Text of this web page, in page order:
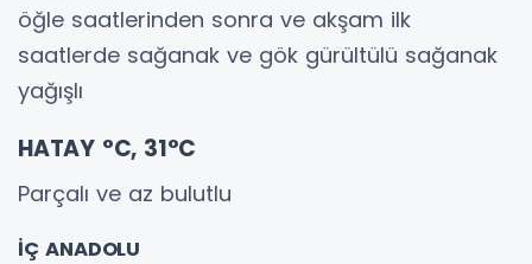
öğle saatlerinden sonra ve akşam ilk
saatlerde sağanak ve gök gürültülü sağanak
yağışlı
HATAY °C, 31°C
Parçalı ve az bulutlu
İÇ ANADOLU